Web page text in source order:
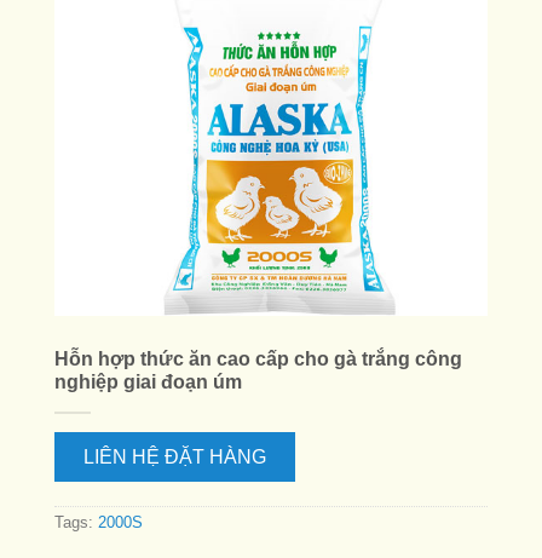
Hỗn hợp thức ăn cao cấp cho gà trắng công
nghiệp giai đoạn úm
LIÊN HỆ ĐẶT HÀNG
Tags: 2000S